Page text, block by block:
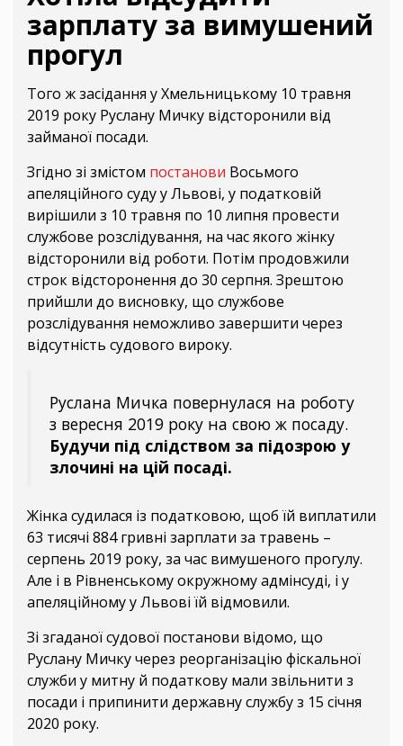
зарплату за вимушений
прогул
Того ж засідання у Хмельницькому 10 травня
2019 року Руслану Мичку відсторонили від
займаної посади.
Згідно зі змістом постанови Восьмого
апеляційного суду у Львові, у податковій
вирішили з 10 травня по 10 липня провести
службове розслідування, на час якого жінку
відсторонили від роботи. Потім продовжили
строк відсторонення до 30 серпня. Зрештою
прийшли до висновку, що службове
розслідування неможливо завершити через
відсутність судового вироку.
Руслана Мичка повернулася на роботу
з вересня 2019 року на свою ж посаду.
Будучи під слідством за підозрою у
злочині на цій посаді.
Жінка судилася із податковою, щоб їй виплатили
63 тисячі 884 гривні зарплати за травень –
серпень 2019 року, за час вимушеного прогулу.
Але і в Рівненському окружному адмінсуді, і у
апеляційному у Львові їй відмовили.
Зі згаданої судової постанови відомо, що
Руслану Мичку через реорганізацію фіскальної
служби у митну й податкову мали звільнити з
посади і припинити державну службу з 15 січня
2020 року.